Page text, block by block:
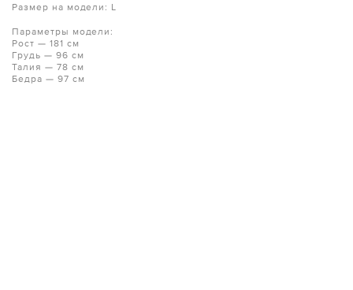
Размер на модели: L
Параметры модели:
Рост — 181 см
Грудь — 96 см
Талия — 78 см
Бедра — 97 см